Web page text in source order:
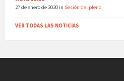
27 de enero de 2020 in Sesión del pleno
VER TODAS LAS NOTICIAS